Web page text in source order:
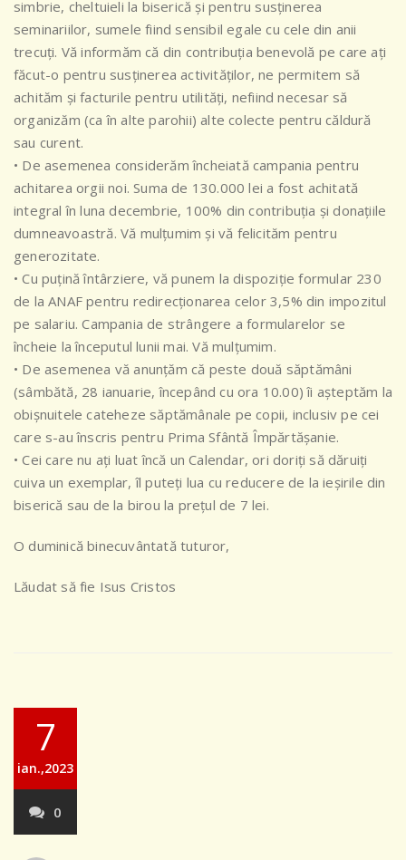
simbrie, cheltuieli la biserică și pentru susținerea
seminariilor, sumele fiind sensibil egale cu cele din anii
trecuți. Vă informăm că din contribuția benevolă pe care ați
făcut-o pentru susținerea activităților, ne permitem să
achităm și facturile pentru utilități, nefiind necesar să
organizăm (ca în alte parohii) alte colecte pentru căldură
sau curent.
• De asemenea considerăm încheiată campania pentru
achitarea orgii noi. Suma de 130.000 lei a fost achitată
integral în luna decembrie, 100% din contribuția și donațiile
dumneavoastră. Vă mulțumim și vă felicităm pentru
generozitate.
• Cu puțină întârziere, vă punem la dispoziție formular 230
de la ANAF pentru redirecționarea celor 3,5% din impozitul
pe salariu. Campania de strângere a formularelor se
încheie la începutul lunii mai. Vă mulțumim.
• De asemenea vă anunțăm că peste două săptămâni
(sâmbătă, 28 ianuarie, începând cu ora 10.00) îi așteptăm la
obișnuitele cateheze săptămânale pe copii, inclusiv pe cei
care s-au înscris pentru Prima Sfântă Împărtășanie.
• Cei care nu ați luat încă un Calendar, ori doriți să dăruiți
cuiva un exemplar, îl puteți lua cu reducere de la ieșirile din
biserică sau de la birou la prețul de 7 lei.
O duminică binecuvântată tuturor,
Lăudat să fie Isus Cristos
7
ian.,2023
0